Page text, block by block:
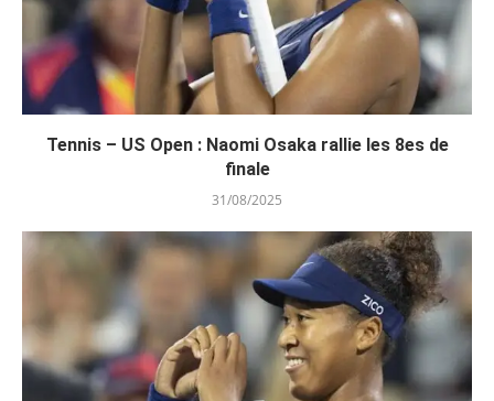
Tennis – US Open : Naomi Osaka rallie les 8es de
finale
31/08/2025